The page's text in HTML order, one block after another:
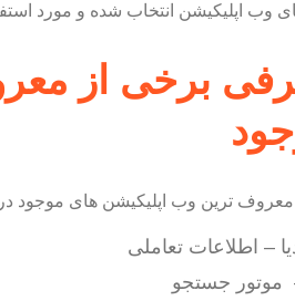
وب اپلیکیشن انتخاب شده و مورد
برخی از
ترین وب اپلیکیشن های موجود در
– اطلاعات تعاملی
موتور جستجو